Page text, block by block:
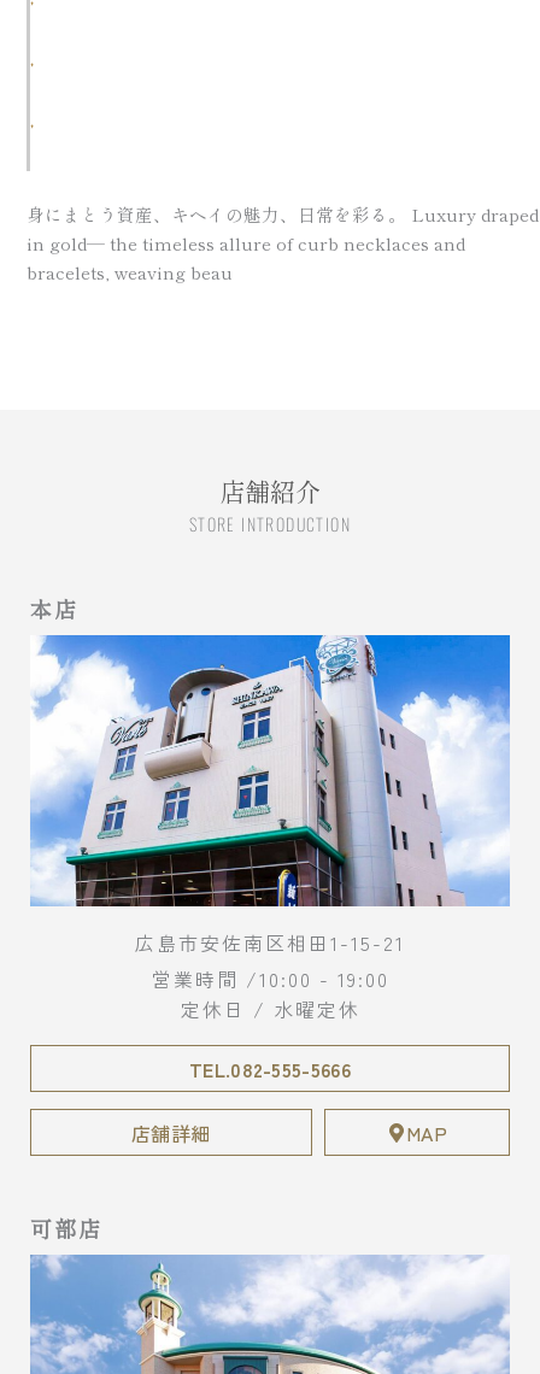
,
,
身にまとう資産、キヘイの魅力、日常を彩る。 Luxury draped
in gold— the timeless allure of curb necklaces and
bracelets, weaving beau
店舗紹介
STORE INTRODUCTION
本店
広島市安佐南区相田1-15-21
営業時間 /10:00 - 19:00
定休日 / 水曜定休
TEL.082-555-5666
店舗詳細 MAP
可部店